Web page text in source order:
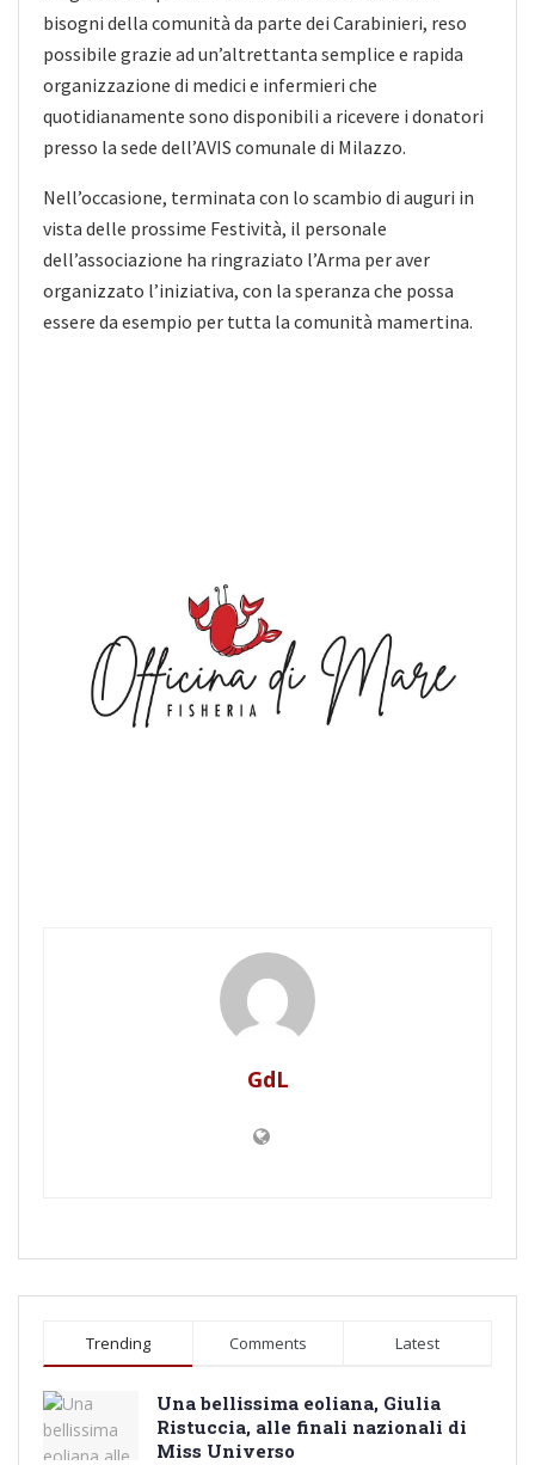
bisogni della comunità da parte dei Carabinieri, reso
possibile grazie ad un’altrettanta semplice e rapida
organizzazione di medici e infermieri che
quotidianamente sono disponibili a ricevere i donatori
presso la sede dell’AVIS comunale di Milazzo.
Nell’occasione, terminata con lo scambio di auguri in
vista delle prossime Festività, il personale
dell’associazione ha ringraziato l’Arma per aver
organizzato l’iniziativa, con la speranza che possa
essere da esempio per tutta la comunità mamertina.
GdL
Trending Comments Latest
Una bellissima eoliana, Giulia
Ristuccia, alle finali nazionali di
Miss Universo